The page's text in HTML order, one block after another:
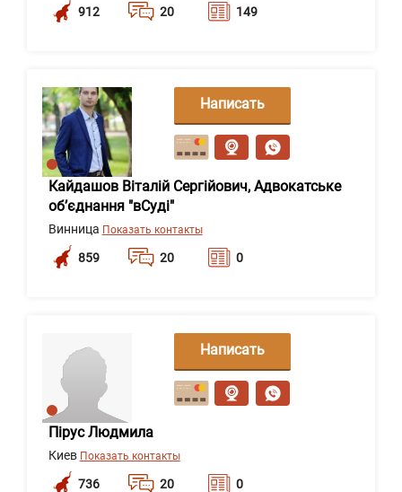
912 20 149
Кайдашов Віталій Сергійович, Адвокатське
об’єднання "вСуді"
Винница Показать контакты
859 20 0
Написать
сообщение
Пірус Людмила
Киев Показать контакты
736 20 0
Написать
сообщение